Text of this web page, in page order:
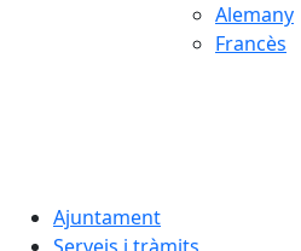
Alemany
Francès
Ajuntament